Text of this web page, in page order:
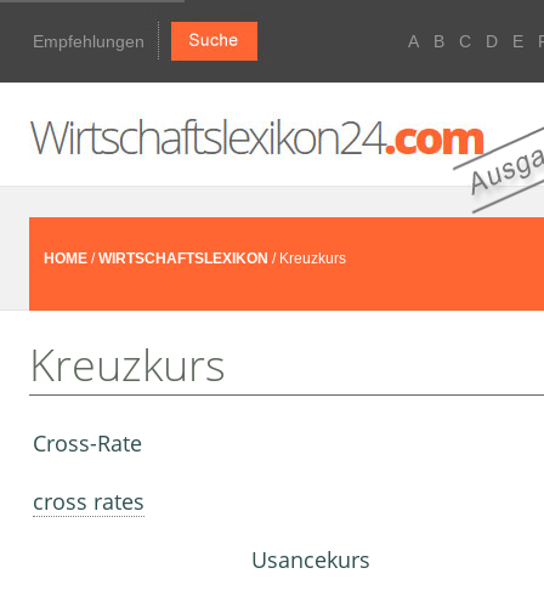
Empfehlungen A B C D E
HOME /WIRTSCHAFTSLEXIKON / Kreuzkurs
Kreuzkurs
Cross-Rate
cross rates
Usancekurs